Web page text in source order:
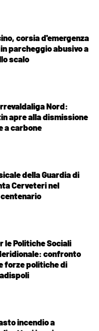
corsia d'emergenza
parcheggio abusivo a
scalo
Nord:
apre alla dismissione
a carbone
della Guardia di
Cerveteri nel
le Politiche Sociali
confronto
forze politiche di
incendio a